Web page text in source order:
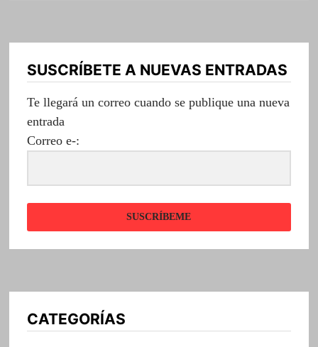
SUSCRÍBETE A NUEVAS ENTRADAS
Te llegará un correo cuando se publique una nueva
entrada
Correo e-:
SUSCRÍBEME
CATEGORÍAS